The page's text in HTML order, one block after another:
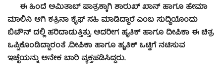
ಈ ಹಿಂದೆ ಅಮಿತಾಬ್ ಪಾತ್ರಕ್ಕಾಗಿ ಶಾರುಖ್ ಖಾನ್ ಹಾಗೂ ಹೇಮಾ
ಮಾಲಿನಿ ಆಗಿ ಕತ್ರಿನಾ ಕೈಫ್ ಸಹಿ ಮಾಡಿದ್ದಾರೆ ಎಂಬ ಸುದ್ದಿಯೊಂದು
ಬಿಟೌನ್ ದಲ್ಲಿ ಹರಿದಾಡುತ್ತಿತ್ತು. ಆದರೀಗ ಹೃತಿಕ್ ಹಾಗೂ ದೀಪಿಕಾ ಈ ಚಿತ್ರ
ಒಪ್ಪಿಕೊಂಡಿದ್ದಾರಂತೆ .ದೀಪಿಕಾ ಹಾಗೂ ಹೃತಿಕ್ ಒಟ್ಟಿಗೆ ನಟಿಸುವ
ಇಚ್ಛೆಯನ್ನು ಅನೇಕ ಬಾರಿ ವ್ಯಕ್ತಪಡಿಸಿದ್ದರು.